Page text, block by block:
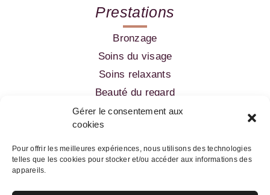
Gérer le consentement aux
cookies
Pour offrir les meilleures expériences, nous utilisons des technologies
telles que les cookies pour stocker et/ou accéder aux informations des
appareils.
Prestations
Bronzage
Soins du visage
Soins relaxants
Beauté du regard
Amincissement